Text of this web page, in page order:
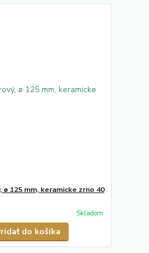
ø 125 mm, keramicke zrno 40
Skladom
do košíka